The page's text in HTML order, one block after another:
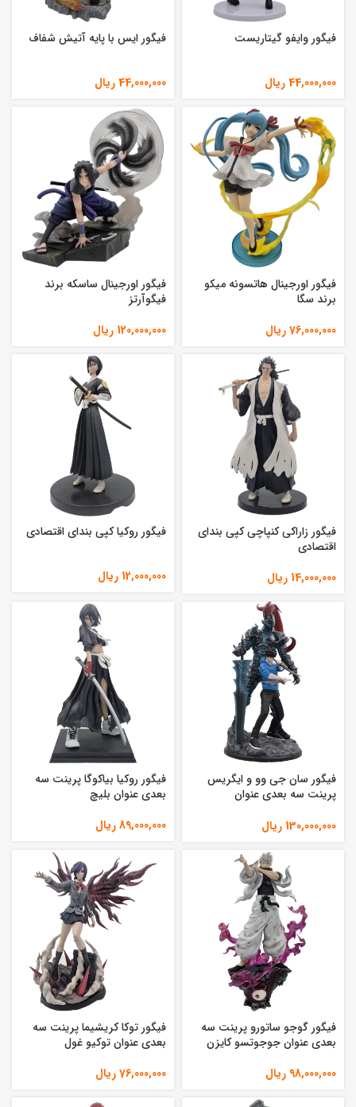
فیگور وایفو گیتاریست
44,000,000ریال
فیگور ایس با پایه آتیش شفاف
44,000,000ریال
فیگور اورجینال هاتسونه میکو
برند سگا
76,000,000ریال
فیگور اورجینال ساسکه برند
فیگوآرتز
120,000,000 ریال
فیگور زاراکی کنپاچی کپی بندای
اقتصادی
14,000,000 ریال
فیگور روکیا کپی بندای اقتصادی
12,000,000 ریال
فیگور سان جی وو و ایگریس
پرینت سه بعدی عنوان
130,000,000 ریال
فیگور روکیا بیاکوگا پرینت سه
بعدی عنوان بلیچ
89,000,000ریال
فیگور گوجو ساتورو پرینت سه
بعدی عنوان جوجوتسو کایزن
98,000,000 ریال
فیگور توکا کریشیما پرینت سه
بعدی عنوان توکیو غول
76,000,000ریال